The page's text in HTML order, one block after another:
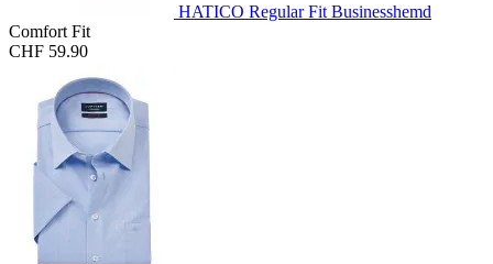
HATICO Regular Fit Businesshemd
Comfort Fit
CHF 59.90